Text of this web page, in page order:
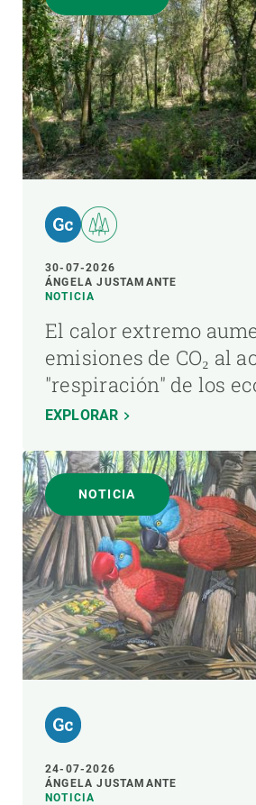
30-07-2026
ÁNGELA JUSTAMANTE
NOTICIA
El calor extremo
emisiones de CO₂ al
"respiración" de los
EXPLORAR
NOTICIA
24-07-2026
ÁNGELA JUSTAMANTE
NOTICIA